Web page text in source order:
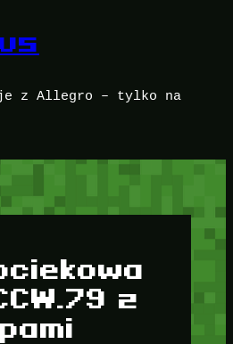
z Allegro – tylko na
z